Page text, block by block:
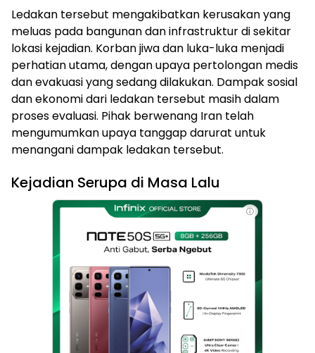
Ledakan tersebut mengakibatkan kerusakan yang
meluas pada bangunan dan infrastruktur di sekitar
lokasi kejadian. Korban jiwa dan luka-luka menjadi
perhatian utama, dengan upaya pertolongan medis
dan evakuasi yang sedang dilakukan. Dampak sosial
dan ekonomi dari ledakan tersebut masih dalam
proses evaluasi. Pihak berwenang Iran telah
mengumumkan upaya tanggap darurat untuk
menangani dampak ledakan tersebut.
Kejadian Serupa di Masa Lalu
ⓘ